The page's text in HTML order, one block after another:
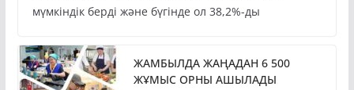
мүмкіндік берді және бүгінде ол 38,2%-ды
ЖАМБЫЛДА ЖАҢАДАН 6 500
ЖҰМЫС ОРНЫ АШЫЛАДЫ